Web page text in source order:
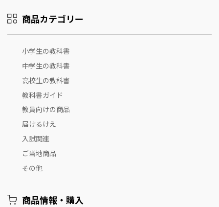
商品カテゴリー
小学生の教科書
中学生の教科書
高校生の教科書
教科書ガイド
教員向けの商品
届けるけえ
入試関連
ご当地商品
その他
商品情報・購入